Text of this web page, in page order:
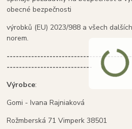
obecné bezpečnosti
výrobků (EU) 2023/988 a všech
norem.
----------------------------
Výrobce:
Gomi - Ivana Rajniaková
Rožmberská 71 Vimperk 38501